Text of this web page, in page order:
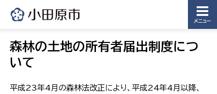
メニュー
森林の土地の所有者届出制度につ
いて
平成23年4月の森林法改正により、平成24年4月以降、